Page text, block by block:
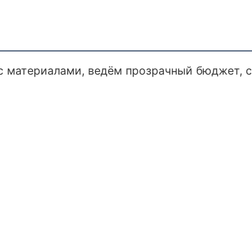
ведём прозрачный бюджет,